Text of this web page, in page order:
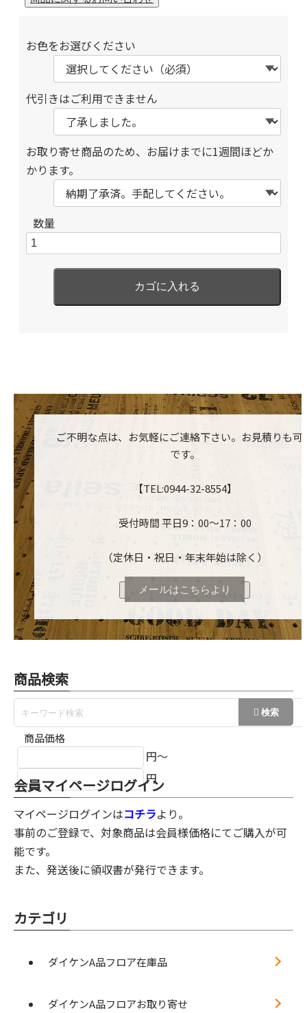
お色をお選びください
代引きはご利用できません
お取り寄せ商品のため、お届けまでに1週間ほどか
かります。
数量
ご不明な点は、お気軽にご連絡下さい。お見積りも可
です。
【TEL:0944-32-8554】
受付時間 平日9：00～17：00
（定休日・祝日・年末年始は除く）
メールはこちらより
商品検索
商品価格
円～
円
会員マイページログイン
マイページログインはコチラより。
事前のご登録で、対象商品は会員様価格にてご購入が可
能です。
また、発送後に領収書が発行できます。
カテゴリ
ダイケンA品フロア在庫品
ダイケンA品フロアお取り寄せ